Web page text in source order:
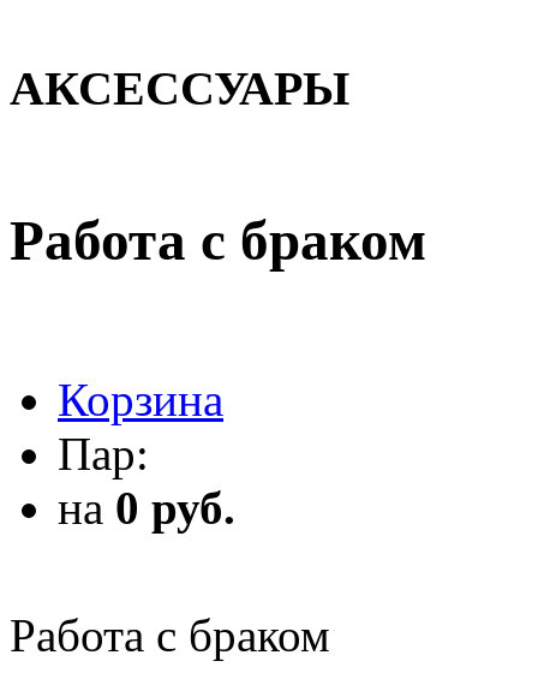
АКСЕССУАРЫ
Работа с браком
Корзина
Пар:
на 0 руб.
Работа с браком